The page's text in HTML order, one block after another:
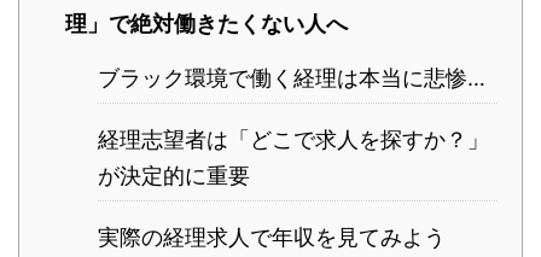
理」で絶対働きたくない人へ
ブラック環境で働く経理は本当に悲惨…
経理志望者は「どこで求人を探すか？」
が決定的に重要
実際の経理求人で年収を見てみよう